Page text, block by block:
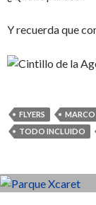
Y recuerda que
FLYERS MARCO
TODO INCLUIDO